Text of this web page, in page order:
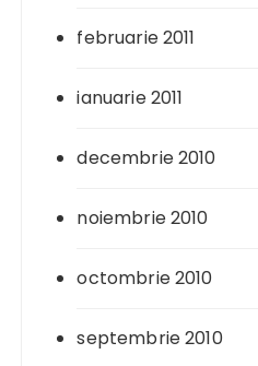
februarie 2011
ianuarie 2011
decembrie 2010
noiembrie 2010
octombrie 2010
septembrie 2010